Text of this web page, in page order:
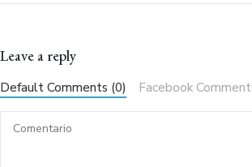
Leave a reply
Default Comments (0) Facebook